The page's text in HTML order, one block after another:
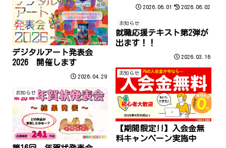
2026.06.01 2026.06.02
デジタルアート発表会
2026 開催します
2026.04.29
お知らせ
就職応援テキスト第2弾が
出ます！！
2026.03.16
お知らせ
【期間限定!!】入会金無
料キャンペーン実施中
お知らせ